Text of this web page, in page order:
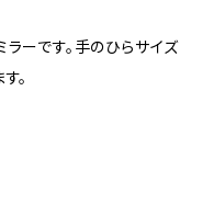
ーです。手のひらサイズ
。